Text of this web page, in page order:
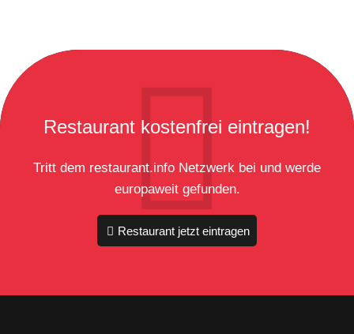
Restaurant kostenfrei eintragen!
Tritt dem restaurant.info Netzwerk bei und werde
europaweit gefunden.
Restaurant jetzt eintragen